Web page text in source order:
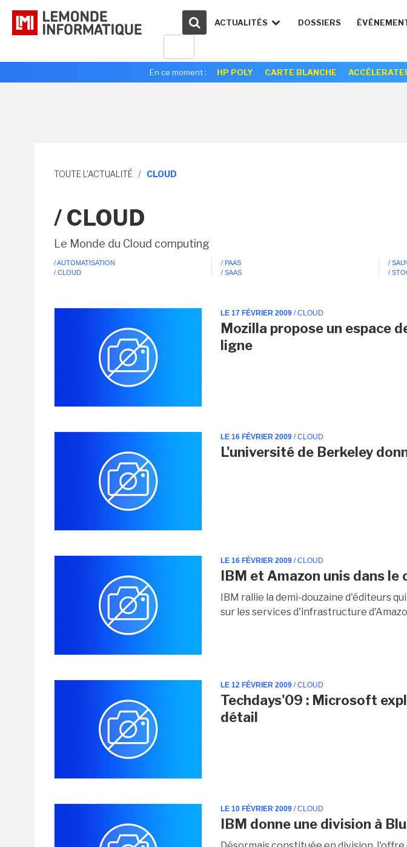
ACTUALITÉS DOSSIERS
En ce moment : HP POLY CARTE BLANCHE
TOUTE L'ACTUALITÉ / CLOUD
/ CLOUD
Le Monde du Cloud computing
/ AUTOMATISATION
/ CLOUD
/ PAAS
/ SAAS
/
/
LE 17 FÉVRIER 2009 / CLOUD
Mozilla propose un espace
ligne
LE 16 FÉVRIER 2009 / CLOUD
L'université de Berkeley
LE 16 FÉVRIER 2009 / CLOUD
IBM et Amazon unis dans le
IBM rallie la demi-douzaine d'éditeurs
sur les services d'infrastructure
LE 12 FÉVRIER 2009 / CLOUD
Techdays'09 : Microsoft
détail
LE 10 FÉVRIER 2009 / CLOUD
IBM donne une division à